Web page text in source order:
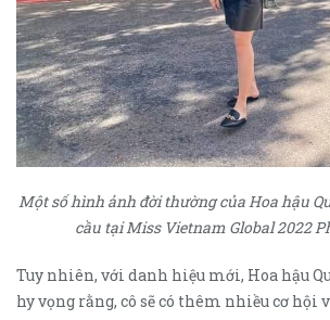
Một số hình ảnh đời thường của Hoa hậu
cầu tại Miss Vietnam Global 2022
Tuy nhiên, với danh hiệu mới, Hoa hậu
hy vọng rằng, cô sẽ có thêm nhiều cơ hội